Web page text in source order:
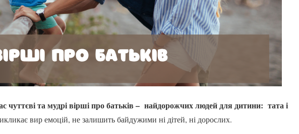
чуттєві та мудрі вірші про батьків – найдорожчих людей для дитини: тата і
вир емоцій, не залишить байдужими ні дітей, ні дорослих.